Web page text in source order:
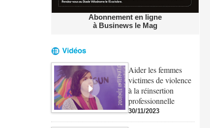
Abonnement en ligne
à Businews le Mag
Aider les femmes
victimes de violence
à la réinsertion
professionnelle
30/11/2023